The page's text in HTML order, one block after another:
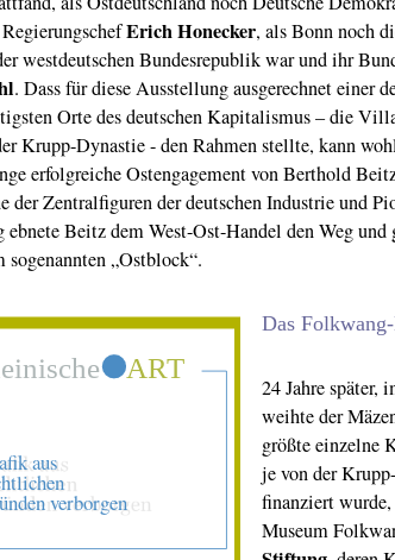
Erich Honecker, als Bonn noch
westdeutschen Bundesrepublik war und ihr
. Dass für diese Ausstellung ausgerechnet einer
Orte des deutschen Kapitalismus – die
Krupp-Dynastie - den Rahmen stellte, kann
erfolgreiche Ostengagement von Berthold
der Zentralfiguren der deutschen Industrie und
ebnete Beitz dem West-Ost-Handel den Weg und
sogenannten „Ostblock“.
Das
24 Jahre später,
weihte der
größte einzelne
je von der
finanziert wurde,
Museum